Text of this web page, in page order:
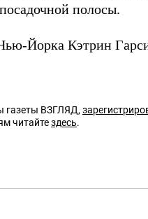
полосы.
Йорка Кэтрин
газеты ВЗГЛЯД,
читайтездесь.